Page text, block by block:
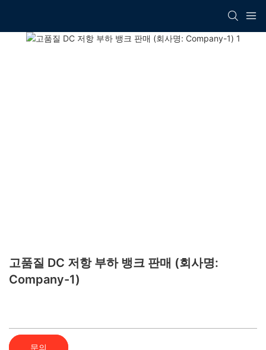
고품질 DC 저항 부하 뱅크 판매 (회사명:
Company-1)
문의